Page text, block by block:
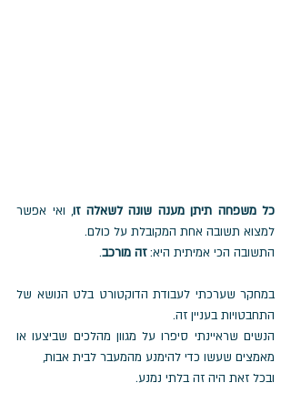
כל משפחה תיתן מענה שונה לשאלה זו
למצוא תשובה אחת המקובלת על כולם.
התשובה הכי אמיתית היא: זה מורכב.
התחבטויות בעניין זה.
מאמצים שעשו כדי להימנע מהמעבר לבית אבות,
ובכל זאת היה זה בלתי נמנע.